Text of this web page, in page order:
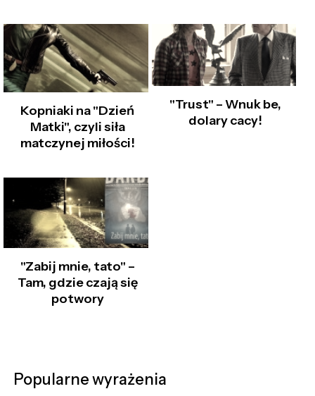
Kopniaki na "Dzień
Matki", czyli siła
matczynej miłości!
"Trust" – Wnuk be,
dolary cacy!
"Zabij mnie, tato" –
Tam, gdzie czają się
potwory
Popularne wyrażenia